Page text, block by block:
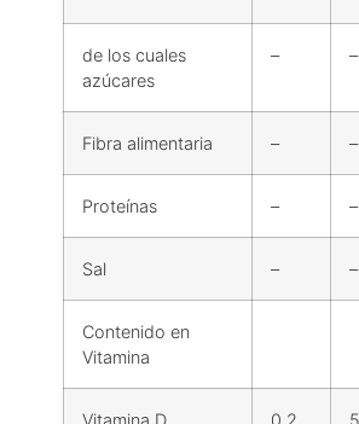
de los cuales
azúcares
– –
Fibra alimentaria – –
Proteínas – –
Sal – –
Contenido en
Vitamina
Vitamina D
0,2